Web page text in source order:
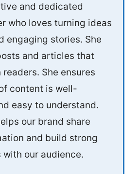
and dedicated
who loves turning ideas
engaging stories. She
and articles that
She ensures
content is well-
easy to understand.
our brand share
and build strong
our audience.